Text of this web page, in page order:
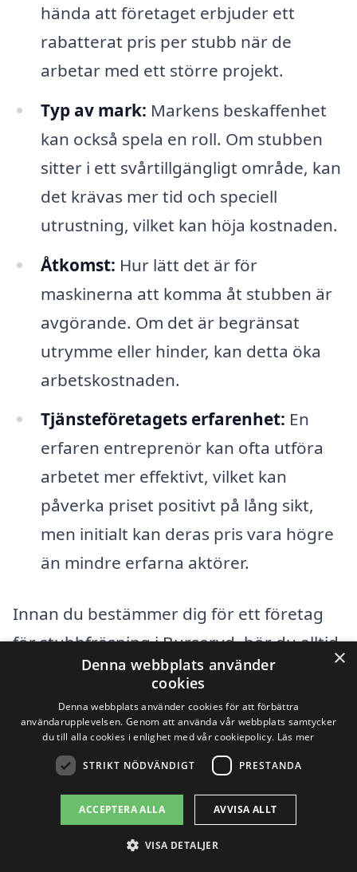
hända att företaget erbjuder ett
rabatterat pris per stubb när de
arbetar med ett större projekt.
Typ av mark: Markens beskaffenhet
kan också spela en roll. Om stubben
sitter i ett svårtillgängligt område, kan
det krävas mer tid och speciell
utrustning, vilket kan höja kostnaden.
Åtkomst: Hur lätt det är för
maskinerna att komma åt stubben är
avgörande. Om det är begränsat
utrymme eller hinder, kan detta öka
arbetskostnaden.
Tjänsteföretagets erfarenhet: En
erfaren entreprenör kan ofta utföra
arbetet mer effektivt, vilket kan
påverka priset positivt på lång sikt,
men initialt kan deras pris vara högre
än mindre erfarna aktörer.
Innan du bestämmer dig för ett företag
för stubbfräsning i Burseryd, bör du alltid
samla in flera offerter för att få en bra
överblick över marknadspriserna. Det är
viktigt att inte bara se på priset, utan
även att ta hänsyn till företagets rykte
stubbfrsning-pris-wqb.se kan du enkelt få
kontakt med olika aktörer och jämföra
×
Denna webbplats använder
cookies
Denna webbplats använder cookies för att förbättra
användarupplevelsen. Genom att använda vår webbplats samtycker
du till alla cookies i enlighet med vår cookiepolicy. Läs mer
STRIKT NÖDVÄNDIGT PRESTANDA
ACCEPTERA ALLA AVVISA ALLT
VISA DETALJER